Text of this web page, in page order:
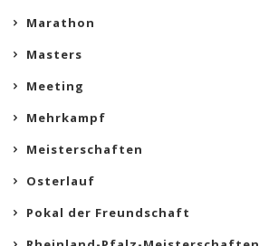
Marathon
Masters
Meeting
Mehrkampf
Meisterschaften
Osterlauf
Pokal der Freundschaft